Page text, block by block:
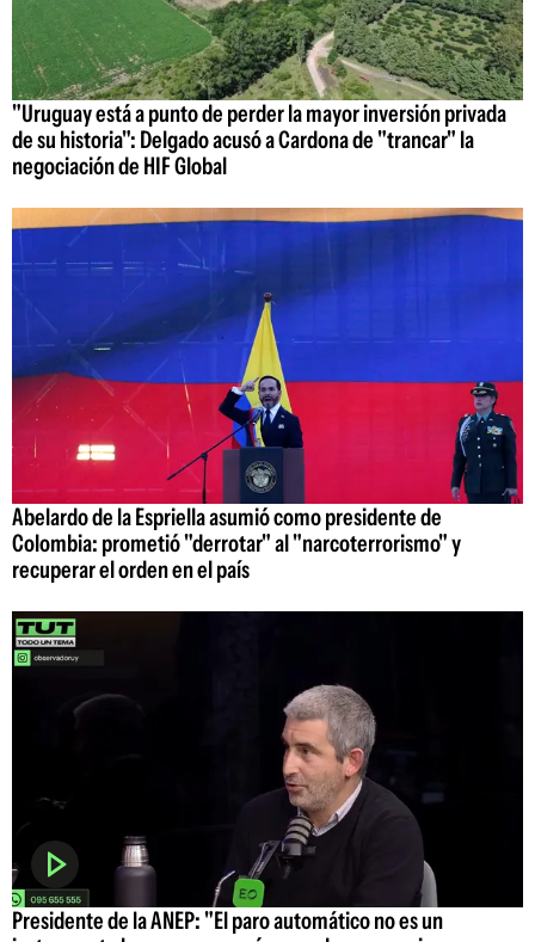
"Uruguay está a punto de perder la mayor inversión privada
de su historia": Delgado acusó a Cardona de "trancar" la
negociación de HIF Global
Abelardo de la Espriella asumió como presidente de
Colombia: prometió "derrotar" al "narcoterrorismo" y
recuperar el orden en el país
Presidente de la ANEP: "El paro automático no es un